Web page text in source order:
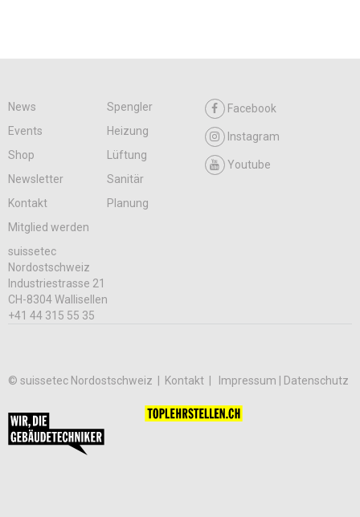
News
Spengler
Events
Heizung
Shop
Lüftung
Newsletter
Sanitär
Kontakt
Planung
Mitglied werden
Facebook
Instagram
Youtube
suissetec
Nordostschweiz
Industriestrasse 21
CH-8304 Wallisellen
+41 44 315 55 35
© suissetec Nordostschweiz | Kontakt Impressum | Datenschutz